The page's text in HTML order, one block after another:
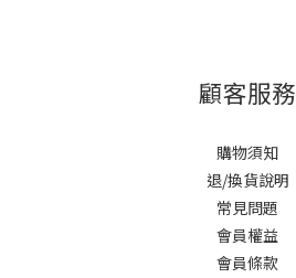
顧客服務
購物須知
退/換貨說明
常見問題
會員權益
會員條款